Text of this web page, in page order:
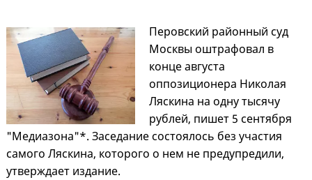
Перовский районный суд
Москвы оштрафовал в
конце августа
оппозиционера Николая
Ляскина на одну тысячу
рублей, пишет 5 сентября
"Медиазона"*. Заседание состоялось без участия
самого Ляскина, которого о нем не предупредили,
утверждает издание.